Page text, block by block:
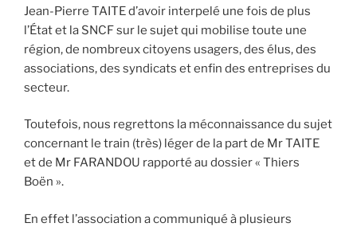
Jean-Pierre TAITE d’avoir interpelé une fois de plus
l’État et la SNCF sur le sujet qui mobilise toute une
région, de nombreux citoyens usagers, des élus, des
associations, des syndicats et enfin des entreprises du
secteur.
Toutefois, nous regrettons la méconnaissance du sujet
concernant le train (très) léger de la part de Mr TAITE
et de Mr FARANDOU rapporté au dossier « Thiers
Boën ».
En effet l’association a communiqué à plusieurs